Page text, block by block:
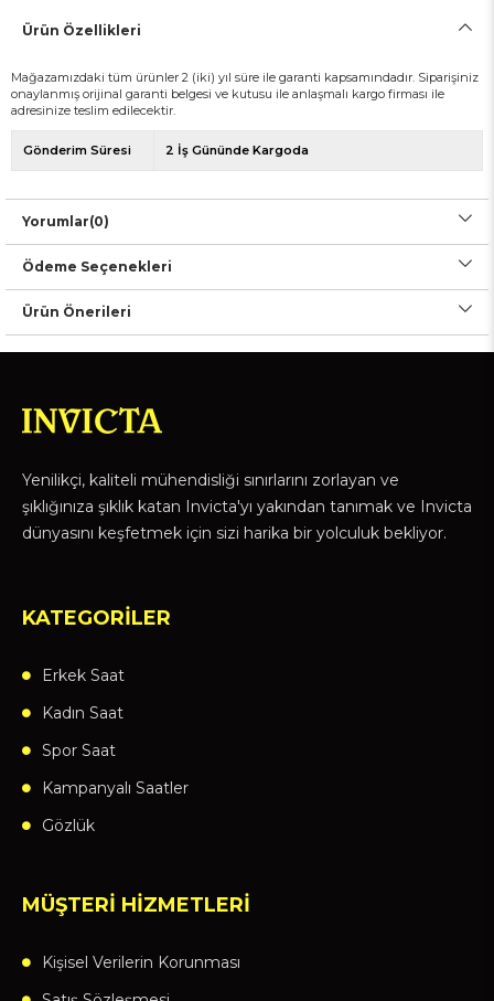
Ürün Özellikleri
Mağazamızdaki tüm ürünler 2 (iki) yıl süre ile garanti kapsamındadır. Siparişiniz
onaylanmış orijinal garanti belgesi ve kutusu ile anlaşmalı kargo firması ile
adresinize teslim edilecektir.
Gönderim Süresi 2 İş Gününde Kargoda
Yorumlar(0)
Ödeme Seçenekleri
Ürün Önerileri
Yenilikçi, kaliteli mühendisliği sınırlarını zorlayan ve
şıklığınıza şıklık katan Invicta'yı yakından tanımak ve Invicta
dünyasını keşfetmek için sizi harika bir yolculuk bekliyor.
KATEGORİLER
Erkek Saat
Kadın Saat
Spor Saat
Kampanyalı Saatler
Gözlük
MÜŞTERİ HİZMETLERİ
Kişisel Verilerin Korunması